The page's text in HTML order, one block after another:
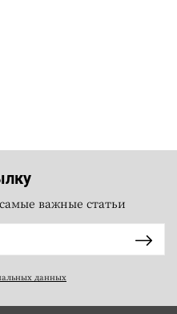
важные статьи
данных